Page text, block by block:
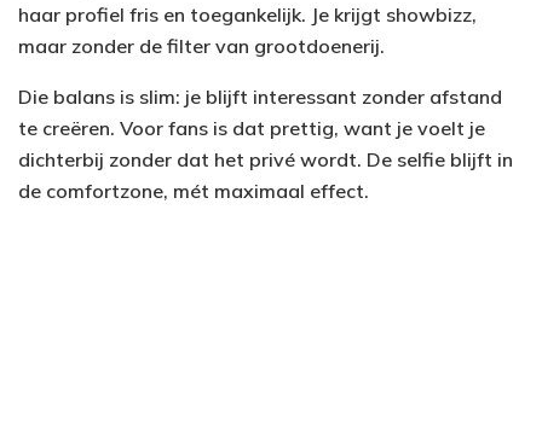
haar profiel fris en toegankelijk. Je krijgt showbizz,
maar zonder de filter van grootdoenerij.
Die balans is slim: je blijft interessant zonder afstand
te creëren. Voor fans is dat prettig, want je voelt je
dichterbij zonder dat het privé wordt. De selfie blijft in
de comfortzone, mét maximaal effect.